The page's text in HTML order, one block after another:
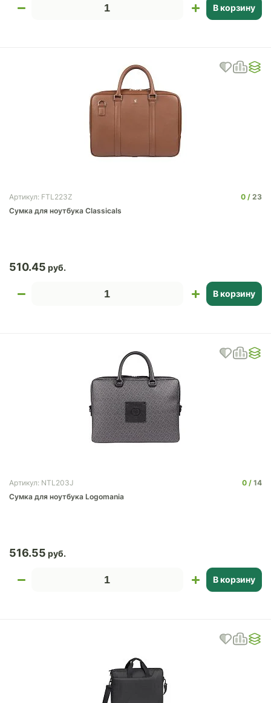
В корзину
Артикул: FTL223Z 0
23
Сумка для ноутбука Classicals
510.45
В корзину
Артикул: NTL203J 0
14
Сумка для ноутбука Logomania
516.55
В корзину